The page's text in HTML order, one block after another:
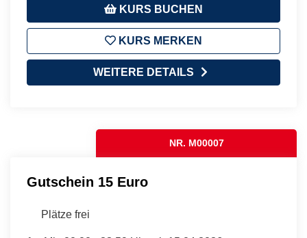
KURS BUCHEN
KURS MERKEN
WEITERE DETAILS
NR. M00007
Gutschein 15 Euro
Plätze frei